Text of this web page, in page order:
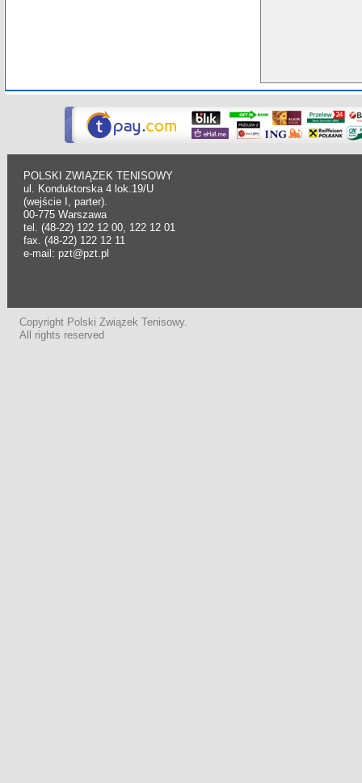
POLSKI ZWIĄZEK TENISOWY
ul. Konduktorska 4 lok.19/U
(wejście I, parter).
00-775 Warszawa
tel. (48-22) 122 12 00, 122 12 01
fax. (48-22) 122 12 11
e-mail: pzt@pzt.pl
Copyright Polski Związek Tenisowy.
All rights reserved